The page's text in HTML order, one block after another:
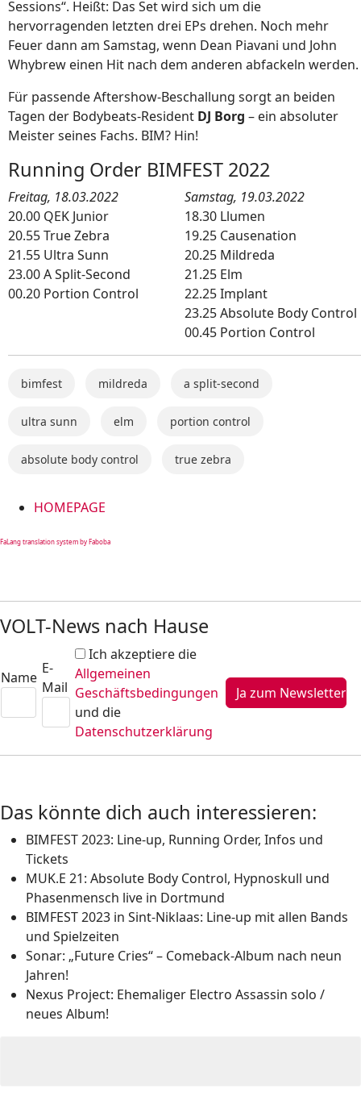
Sessions“. Heißt: Das Set wird sich um die
hervorragenden letzten drei EPs drehen. Noch mehr
Feuer dann am Samstag, wenn Dean Piavani und John
Whybrew einen Hit nach dem anderen abfackeln werden.
Für passende Aftershow-Beschallung sorgt an beiden
Tagen der Bodybeats-Resident DJ Borg – ein absoluter
Meister seines Fachs. BIM? Hin!
Running Order BIMFEST 2022
Freitag, 18.03.2022
20.00 QEK Junior
20.55 True Zebra
21.55 Ultra Sunn
23.00 A Split-Second
00.20 Portion Control
Samstag, 19.03.2022
18.30 Llumen
19.25 Causenation
20.25 Mildreda
21.25 Elm
22.25 Implant
23.25 Absolute Body Control
00.45 Portion Control
bimfest mildreda a split-second
ultra sunn elm portion control
absolute body control true zebra
HOMEPAGE
FaLang translation system by Faboba
VOLT-News nach Hause
Name
E-
Mail
Ich akzeptiere die
Allgemeinen
Geschäftsbedingungen
und die
Datenschutzerklärung
Das könnte dich auch interessieren:
BIMFEST 2023: Line-up, Running Order, Infos und
Tickets
MUK.E 21: Absolute Body Control, Hypnoskull und
Phasenmensch live in Dortmund
BIMFEST 2023 in Sint-Niklaas: Line-up mit allen Bands
und Spielzeiten
Sonar: „Future Cries“ – Comeback-Album nach neun
Jahren!
Nexus Project: Ehemaliger Electro Assassin solo /
neues Album!